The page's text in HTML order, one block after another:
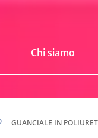
Chi siamo
5 GUANCIALE IN